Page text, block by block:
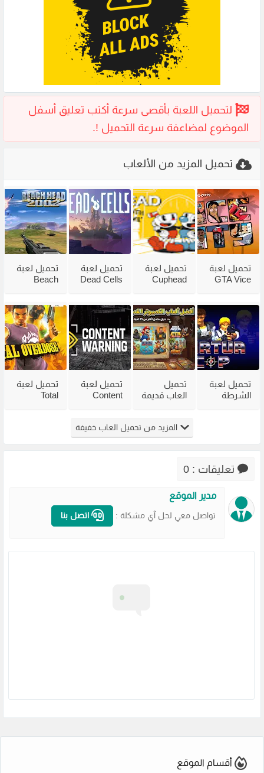
تحميل المزيد من الألعاب
تحميل لعبة
GTA Vice
مضغوطة
من ميديا
فاير
تحميل لعبة
Cuphead
فاير بحجم
صغير
تحميل لعبة
Dead Cells
الاضافات
تحميل لعبة
Beach
من ميديا
فاير
تحميل لعبة
الشرطة
تحميل
العاب قديمة
الضعيفة
برابط مباشر
تحميل لعبة
Content
من ميديا
فاير
تحميل لعبة
Total
مضغوطة
المزيد من تحميل العاب خفيفة
تعليقات : 0
مدير الموقع
تواصل معي لحل آي مشكلة : اتصل بنا
أقسام الموقع